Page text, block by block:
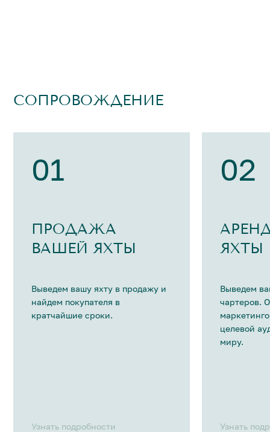
СОПРОВОЖДЕНИЕ
01
ПРОДАЖА
ВАШЕЙ ЯХТЫ
Выведем вашу яхту в продажу и
найдем покупателя в
кратчайшие сроки.
Узнать подробности
02
ЯХТЫ
Выведем
чартеров.
целевой
миру.
Узнать